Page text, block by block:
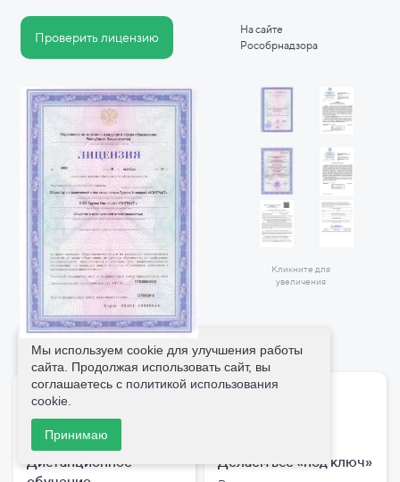
Проверить лицензию
На сайте
Рособрнадзора
Кликните для
увеличения
Дистанционное
Делаем всё «под ключ»
Мы используем cookie для улучшения работы
сайта. Продолжая использовать сайт, вы
соглашаетесь с политикой использования
cookie
Принимаю